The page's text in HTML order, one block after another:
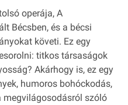
operája, A
Bécsben, és a bécsi
követi. Ez egy
titkos társaságok
Akárhogy is, ez egy
humoros bohóckodás,
megvilágosodásról szóló